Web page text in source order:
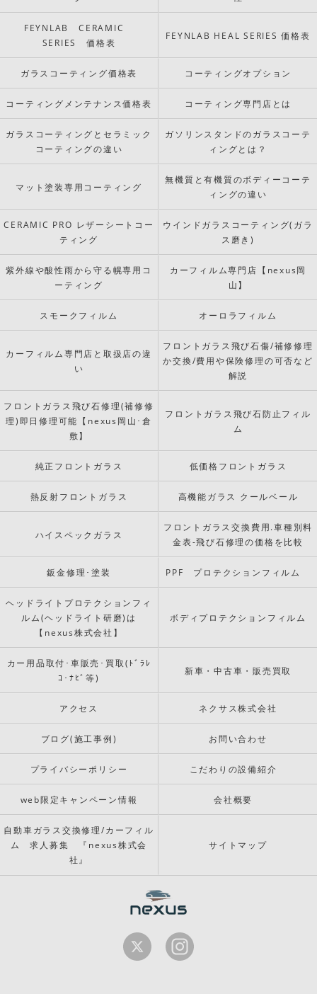
FEYNLAB CERAMIC
SERIES 価格表
FEYNLAB HEAL SERIES 価格表
ガラスコーティング価格表 コーティングオプション
コーティングメンテナンス価格表 コーティング専門店とは
ガラスコーティングとセラミック
コーティングの違い
ガソリンスタンドのガラスコーテ
ィングとは？
マット塗装専用コーティング
無機質と有機質のボディーコーテ
ィングの違い
CERAMIC PRO レザーシートコー
ティング
ウインドガラスコーティング(ガラ
ス磨き)
紫外線や酸性雨から守る幌専用コ
ーティング
カーフィルム専門店【nexus岡
山】
スモークフィルム オーロラフィルム
カーフィルム専門店と取扱店の違
い
フロントガラス飛び石傷/補修修理
か交換/費用や保険修理の可否など
解説
フロントガラス飛び石修理(補修修
理)即日修理可能【nexus岡山･倉
敷】
フロントガラス飛び石防止フィル
ム
純正フロントガラス 低価格フロントガラス
熱反射フロントガラス 高機能ガラス クールベール
ハイスペックガラス
フロントガラス交換費用.車種別料
金表-飛び石修理の価格を比較
鈑金修理･塗装 PPF プロテクションフィルム
ヘッドライトプロテクションフィ
ルム(ヘッドライト研磨)は
【nexus株式会社】
ボディプロテクションフィルム
カー用品取付･車販売･買取(ﾄﾞﾗﾚ
ｺ･ﾅﾋﾞ等)
新車・中古車・販売買取
アクセス ネクサス株式会社
ブログ(施工事例) お問い合わせ
プライバシーポリシー こだわりの設備紹介
web限定キャンペーン情報 会社概要
自動車ガラス交換修理/カーフィル
ム 求人募集 『nexus株式会
社』
サイトマップ